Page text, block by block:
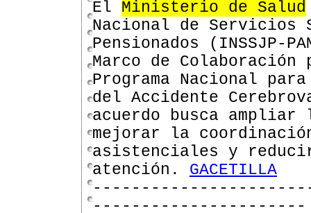
El Ministerio de Salud
Nacional de Servicios
Pensionados (INSSJP-
Marco de
Programa Nacional
del Accidente
acuerdo busca
mejorar la
asistenciales y
atención. GACETILLA
----------------------